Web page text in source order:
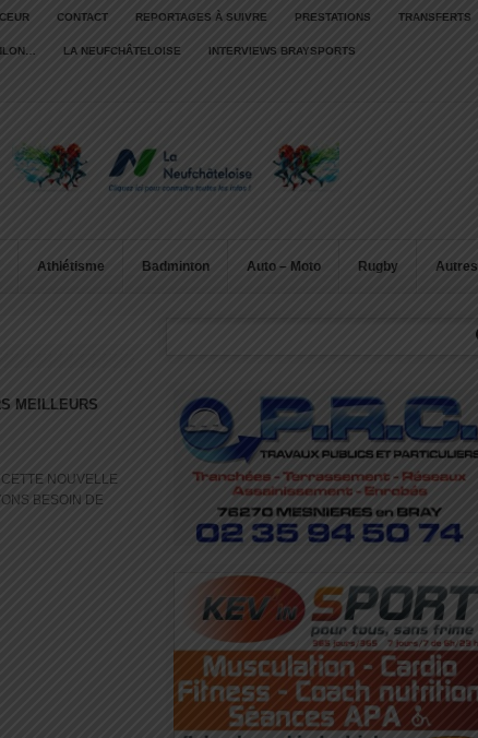
CONTACT REPORTAGES À SUIVRE PRESTATIONS TRANSFERTS
LA NEUFCHÂTELOISE INTERVIEWS BRAYSPORTS
Athlétisme Badminton Auto – Moto Rugby Autres
MEILLEURS
NOUVELLE
BESOIN DE